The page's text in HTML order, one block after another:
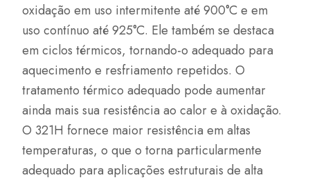
oxidação em uso intermitente até 900°C e em
uso contínuo até 925°C. Ele também se destaca
em ciclos térmicos, tornando-o adequado para
aquecimento e resfriamento repetidos. O
tratamento térmico adequado pode aumentar
ainda mais sua resistência ao calor e à oxidação.
O 321H fornece maior resistência em altas
temperaturas, o que o torna particularmente
adequado para aplicações estruturais de alta